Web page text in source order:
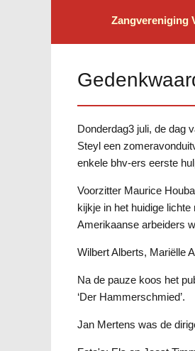
Zangvereniging
Donderdag3 juli, de dag
Steyl een
enkele bhv-ers eerste
Voorzitter Maurice
kijkje in het huidige
Amerikaanse arbeiders
Wilbert Alberts, Mariëlle
Na de pauze koos het
‘Der Hammerschmied’.
Jan Mertens was de